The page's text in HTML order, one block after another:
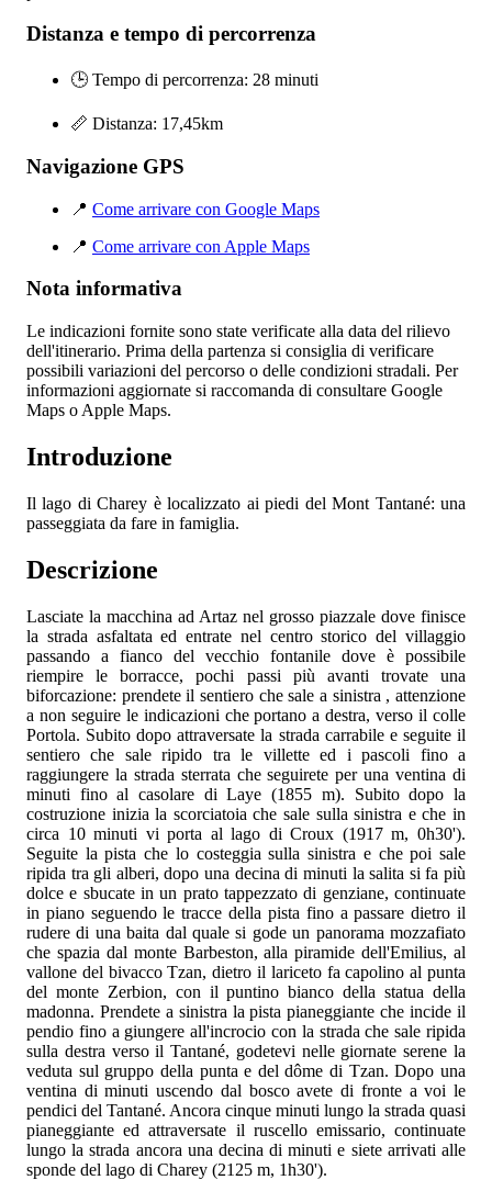
Distanza e tempo di percorrenza
🕒 Tempo di percorrenza: 28 minuti
📏 Distanza: 17,45km
Navigazione GPS
📍 Come arrivare con Google Maps
📍 Come arrivare con Apple Maps
Nota informativa
Le indicazioni fornite sono state verificate alla data del rilievo
dell'itinerario. Prima della partenza si consiglia di verificare
possibili variazioni del percorso o delle condizioni stradali. Per
informazioni aggiornate si raccomanda di consultare Google
Maps o Apple Maps.
Introduzione
Il lago di Charey è localizzato ai piedi del Mont Tantané: una
passeggiata da fare in famiglia.
Descrizione
Lasciate la macchina ad Artaz nel grosso piazzale dove finisce
la strada asfaltata ed entrate nel centro storico del villaggio
passando a fianco del vecchio fontanile dove è possibile
riempire le borracce, pochi passi più avanti trovate una
biforcazione: prendete il sentiero che sale a sinistra , attenzione
a non seguire le indicazioni che portano a destra, verso il colle
Portola. Subito dopo attraversate la strada carrabile e seguite il
sentiero che sale ripido tra le villette ed i pascoli fino a
raggiungere la strada sterrata che seguirete per una ventina di
minuti fino al casolare di Laye (1855 m). Subito dopo la
costruzione inizia la scorciatoia che sale sulla sinistra e che in
circa 10 minuti vi porta al lago di Croux (1917 m, 0h30').
Seguite la pista che lo costeggia sulla sinistra e che poi sale
ripida tra gli alberi, dopo una decina di minuti la salita si fa più
dolce e sbucate in un prato tappezzato di genziane, continuate
in piano seguendo le tracce della pista fino a passare dietro il
rudere di una baita dal quale si gode un panorama mozzafiato
che spazia dal monte Barbeston, alla piramide dell'Emilius, al
vallone del bivacco Tzan, dietro il lariceto fa capolino al punta
del monte Zerbion, con il puntino bianco della statua della
madonna. Prendete a sinistra la pista pianeggiante che incide il
pendio fino a giungere all'incrocio con la strada che sale ripida
sulla destra verso il Tantané, godetevi nelle giornate serene la
veduta sul gruppo della punta e del dôme di Tzan. Dopo una
ventina di minuti uscendo dal bosco avete di fronte a voi le
pendici del Tantané. Ancora cinque minuti lungo la strada quasi
pianeggiante ed attraversate il ruscello emissario, continuate
lungo la strada ancora una decina di minuti e siete arrivati alle
sponde del lago di Charey (2125 m, 1h30').